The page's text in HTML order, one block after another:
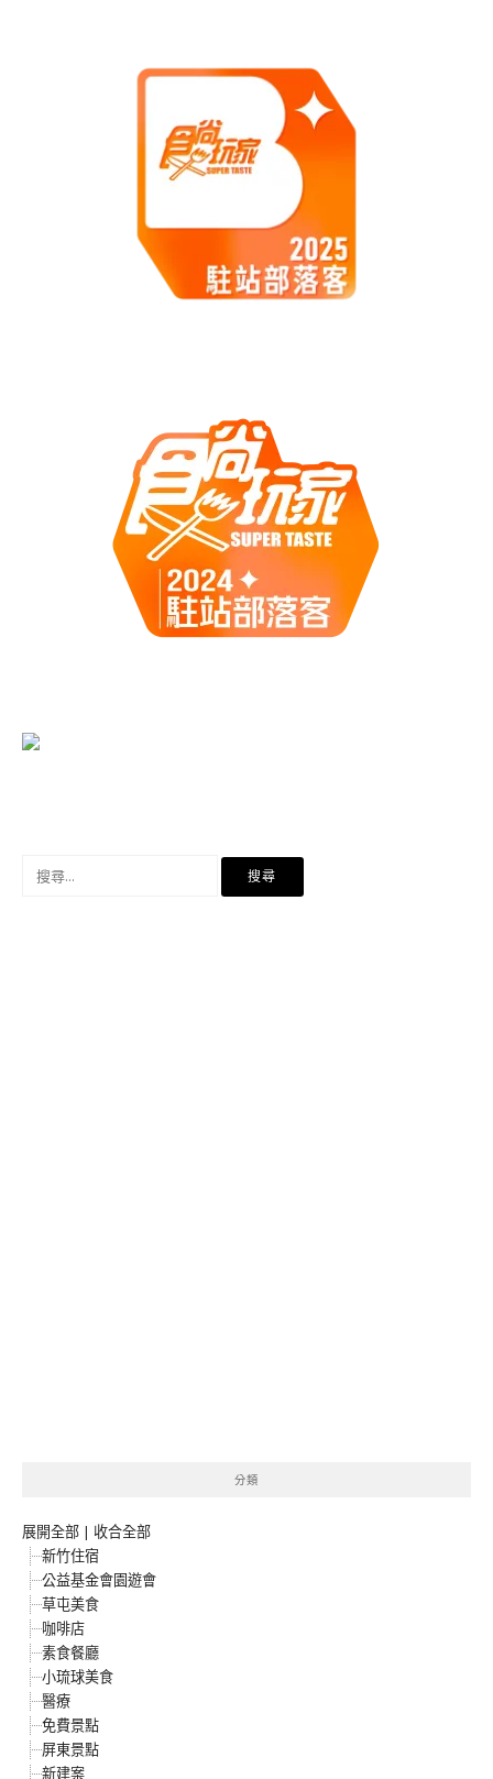
分類
展開全部 | 收合全部
新竹住宿
公益基金會園遊會
草屯美食
咖啡店
素食餐廳
小琉球美食
醫療
免費景點
屏東景點
新建案